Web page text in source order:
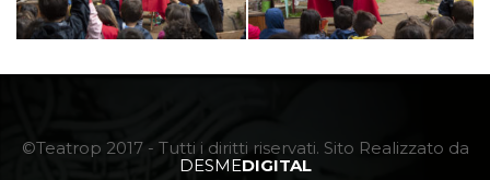
©Teatrop 2017 - Tutti i diritti riservati. Sito Realizzato da
DESMEDIGITAL